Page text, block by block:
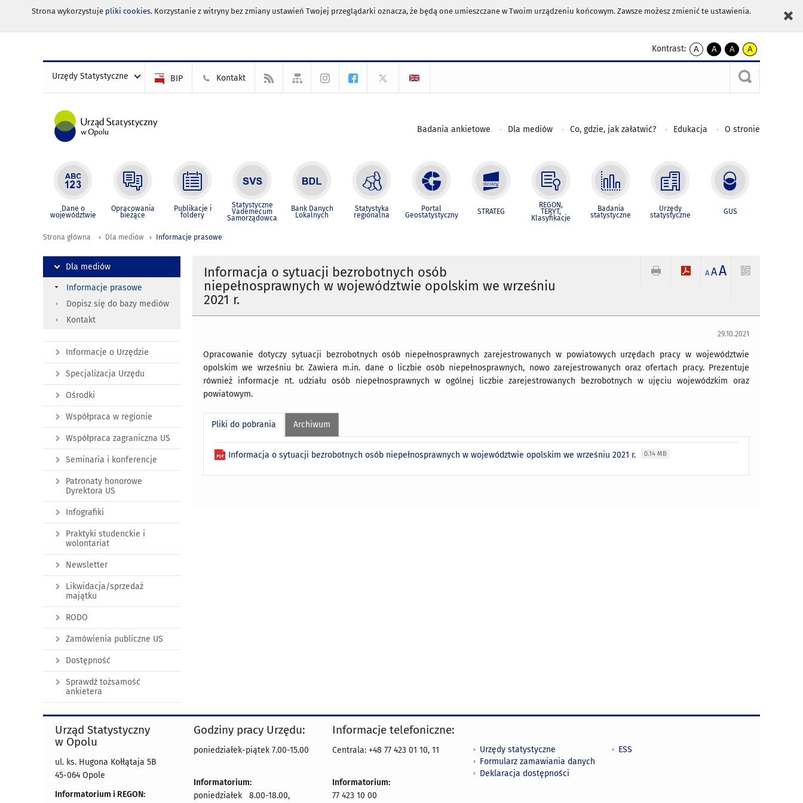
Strona wykorzystuje pliki cookies. Korzystanie z witryny bez zmiany ustawień Twojej przeglądarki oznacza, że będą one umieszczane w Twoim urządzeniu końcowym. Zawsze możesz zmienić te ustawienia.
Kontrast:
A
kontrast
A
kontrast
czarnym
A
kontrast
żółty
tekst
czarnym
A
kontrast
czarny
tekst
żółtym
Urzędy Statystyczne BIP Kontakt
Badania ankietowe Dla mediów Co, gdzie, jak załatwić? Edukacja O stronie
Dane o
województwie
Opracowania
bieżące
Publikacje i
foldery
Statystyczne
Vademecum
Samorządowca
Bank Danych
Lokalnych
Statystyka
regionalna
Portal
Geostatystyczny STRATEG
REGON,
TERYT,
Klasyfikacje
Badania
statystyczne
Urzędy
statystyczne GUS
Strona główna Dla mediów Informacje prasowe
Informacja o sytuacji bezrobotnych osób
niepełnosprawnych w województwie opolskim we wrześniu
2021 r.
A AA
29.10.2021
Opracowanie dotyczy sytuacji bezrobotnych osób niepełnosprawnych zarejestrowanych w powiatowych urzędach pracy w województwie
opolskim we wrześniu br. Zawiera m.in. dane o liczbie osób niepełnosprawnych, nowo zarejestrowanych oraz ofertach pracy. Prezentuje
również informacje nt. udziału osób niepełnosprawnych w ogólnej liczbie zarejestrowanych bezrobotnych w ujęciu wojewódzkim oraz
powiatowym.
Pliki do pobrania Archiwum
Informacja o sytuacji bezrobotnych osób niepełnosprawnych w województwie opolskim we wrześniu 2021 r. 0.14 MB
Dla mediów
Informacje prasowe
Dopisz się do bazy mediów
Kontakt
Informacje o Urzędzie
Specjalizacja Urzędu
Ośrodki
Współpraca w regionie
Współpraca zagraniczna US
Seminaria i konferencje
Patronaty honorowe
Dyrektora US
Infografiki
Praktyki studenckie i
wolontariat
Newsletter
Likwidacja/sprzedaż
majątku
RODO
Zamówienia publiczne US
Dostępność
Sprawdź tożsamość
ankietera
Urząd Statystyczny
w Opolu
ul. ks. Hugona Kołłątaja 5B
45-064 Opole
Informatorium i REGON:
Godziny pracy Urzędu:
poniedziałek-piątek 7.00-15.00
Informatorium:
poniedziałek 8.00-18.00,
Informacje telefoniczne:
Centrala: +48 77 423 01 10, 11
Informatorium:
77 423 10 00
Urzędy statystyczne
Formularz zamawiania danych
Deklaracja dostępności
ESS